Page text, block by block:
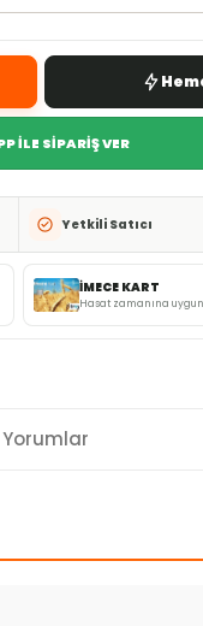
İLE SİPARİŞ VER
Yetkili Satıcı
İMECE KART
Hasat zamanına
Yorumlar